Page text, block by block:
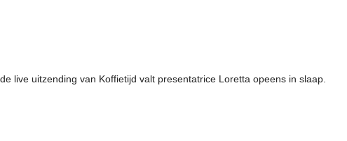
live uitzending van Koffietijd valt presentatrice Loretta opeens in slaap.